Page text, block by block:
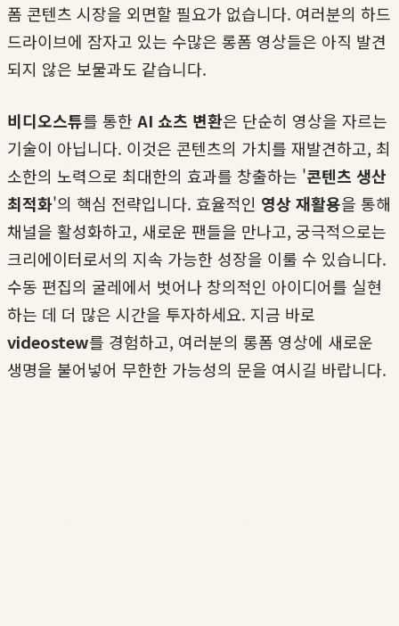
폼 콘텐츠 시장을 외면할 필요가 없습니다. 여러분의 하드
드라이브에 잠자고 있는 수많은 롱폼 영상들은 아직 발견
되지 않은 보물과도 같습니다.
비디오스튜를 통한 AI 쇼츠 변환은 단순히 영상을 자르는
기술이 아닙니다. 이것은 콘텐츠의 가치를 재발견하고, 최
소한의 노력으로 최대한의 효과를 창출하는 '콘텐츠 생산
최적화'의 핵심 전략입니다. 효율적인 영상 재활용을 통해
채널을 활성화하고, 새로운 팬들을 만나고, 궁극적으로는
크리에이터로서의 지속 가능한 성장을 이룰 수 있습니다.
수동 편집의 굴레에서 벗어나 창의적인 아이디어를 실현
하는 데 더 많은 시간을 투자하세요. 지금 바로
videostew를 경험하고, 여러분의 롱폼 영상에 새로운
생명을 불어넣어 무한한 가능성의 문을 여시길 바랍니다.